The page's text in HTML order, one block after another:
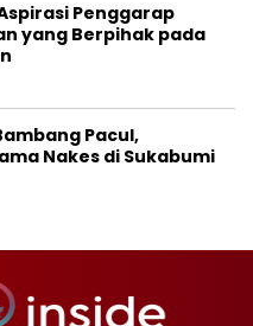
Aspirasi Penggarap
yang Berpihak pada
Pacul,
Nakes di Sukabumi